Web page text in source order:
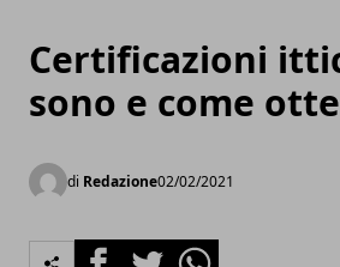
Certificazioni
sono e come
di Redazione02/02/2021
FacebookTwitterWhatsapp